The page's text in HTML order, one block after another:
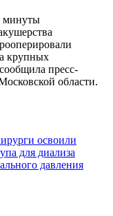
минуты
крупных
пресс-
области.
освоили
для диализа
давления